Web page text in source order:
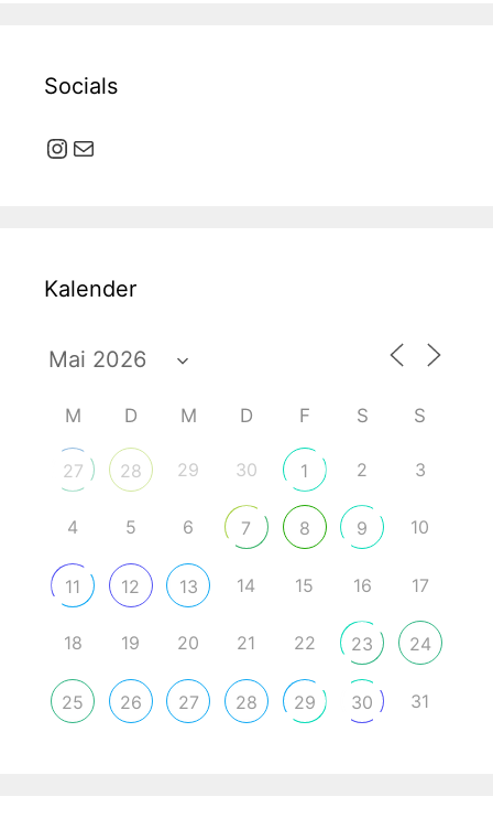
Socials
Instagram
E-Mail
Kalender
M D M D F S S
27 28 29 30 1 2 3
4 5 6 7 8 9 10
11 12 13 14 15 16 17
18 19 20 21 22 23 24
25 26 27 28 29 30 31